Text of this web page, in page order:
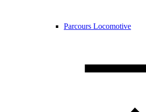
Parcours Locomotive